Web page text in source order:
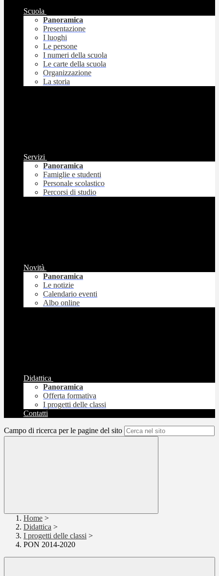
Scuola
Panoramica
Presentazione
I luoghi
Le persone
I numeri della scuola
Le carte della scuola
Organizzazione
La storia
Servizi
Panoramica
Famiglie e studenti
Personale scolastico
Percorsi di studio
Novità
Panoramica
Le notizie
Calendario eventi
Albo online
Didattica
Panoramica
Offerta formativa
I progetti delle classi
Contatti
Campo di ricerca per le pagine del sito
Home >
Didattica >
I progetti delle classi >
PON 2014-2020